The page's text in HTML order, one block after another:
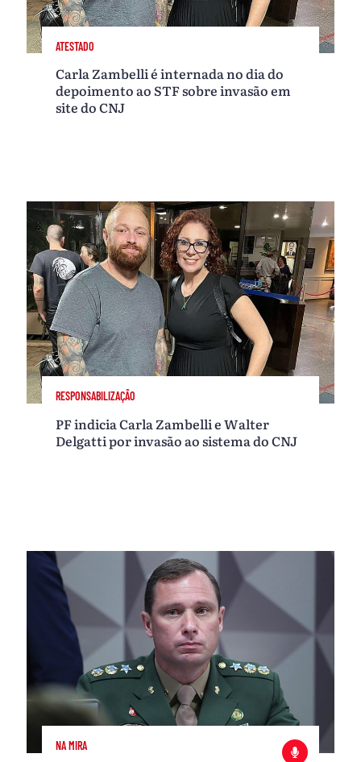
ATESTADO
Carla Zambelli é internada no dia do
depoimento ao STF sobre invasão em
site do CNJ
RESPONSABILIZAÇÃO
PF indicia Carla Zambelli e Walter
Delgatti por invasão ao sistema do CNJ
NA MIRA